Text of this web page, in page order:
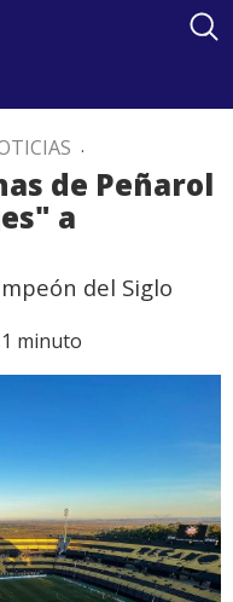
.
de Peñarol
a
del Siglo
minuto